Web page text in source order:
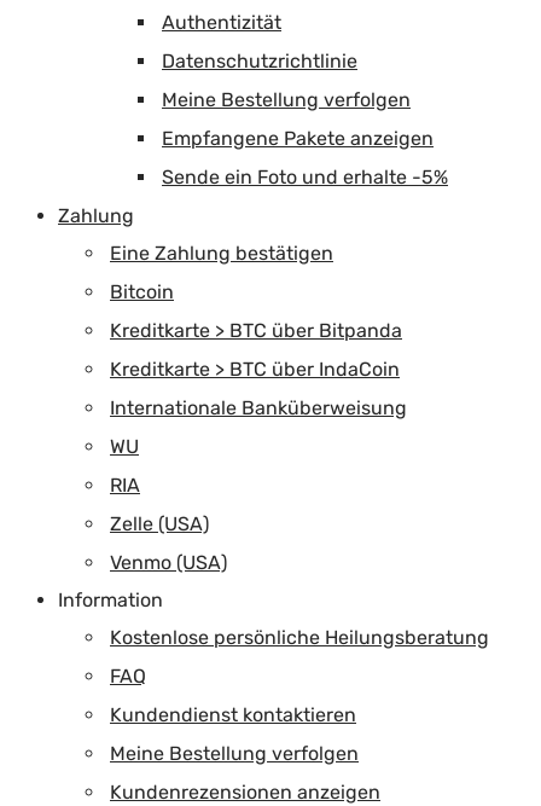
Authentizität
Datenschutzrichtlinie
Meine Bestellung verfolgen
Empfangene Pakete anzeigen
Sende ein Foto und erhalte -5%
Zahlung
Eine Zahlung bestätigen
Bitcoin
Kreditkarte > BTC über Bitpanda
Kreditkarte > BTC über IndaCoin
Internationale Banküberweisung
WU
RIA
Zelle (USA)
Venmo (USA)
Information
Kostenlose persönliche Heilungsberatung
FAQ
Kundendienst kontaktieren
Meine Bestellung verfolgen
Kundenrezensionen anzeigen